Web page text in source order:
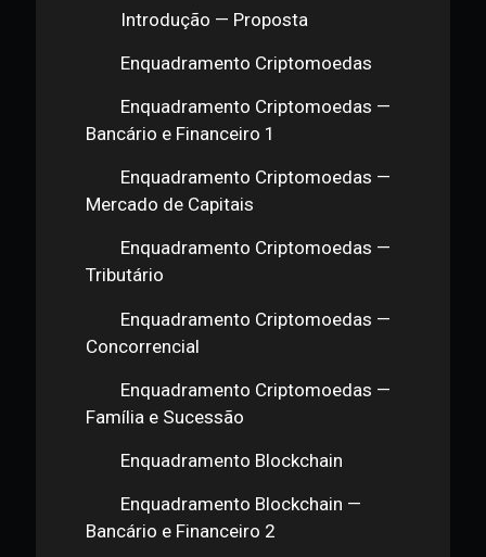
Ecossistema e Investimentos —
Tendências e expectativas
Amadurecimento
Ecossistema e Investimentos —
Considerações Finais
Atualizações (Março de 2020)
Módulo 4 Encarando os Desafios
Jurídicos: Status Regulatório Nacional e
Internacional, Perspectivas Futuras
Introdução
Introdução — Premissas